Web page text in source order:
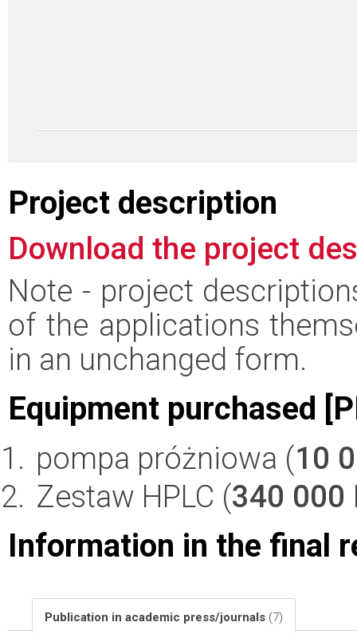
Project description
Download the project
Note - project
of the applications
in an unchanged form.
Equipment purchased
pompa próżniowa (10
Zestaw HPLC (340 000
Information in the final
Publication in academic press/journals (7)